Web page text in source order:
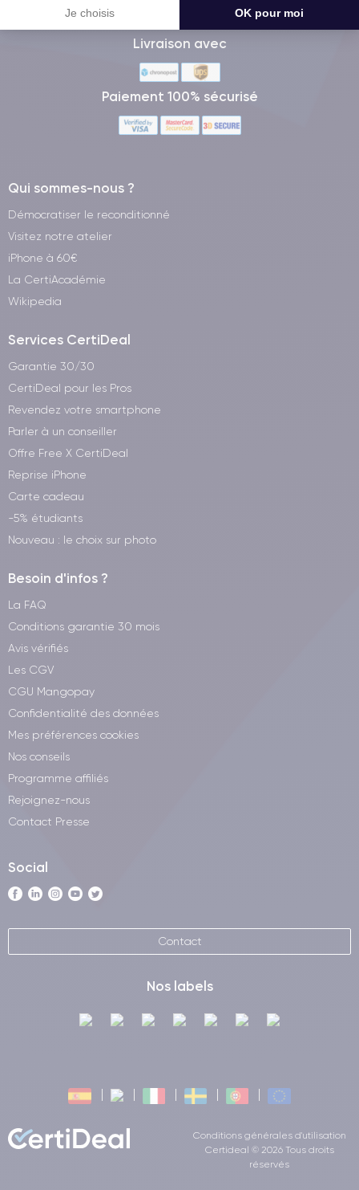
Je choisis OK pour moi
Livraison avec
Paiement 100% sécurisé
Qui sommes-nous ?
Démocratiser le reconditionné
Visitez notre atelier
iPhone à 60€
La CertiAcadémie
Wikipedia
Services CertiDeal
Garantie 30/30
CertiDeal pour les Pros
Revendez votre smartphone
Parler à un conseiller
Offre Free X CertiDeal
Reprise iPhone
Carte cadeau
-5% étudiants
Nouveau : le choix sur photo
Besoin d'infos ?
La FAQ
Conditions garantie 30 mois
Avis vérifiés
Les CGV
CGU Mangopay
Confidentialité des données
Mes préférences cookies
Nos conseils
Programme affiliés
Rejoignez-nous
Contact Presse
Social
Contact
Nos labels
Conditions générales d'utilisation
Certideal © 2026 Tous droits
réservés